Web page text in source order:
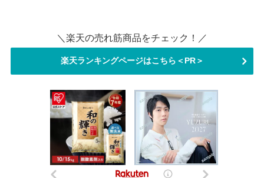
＼楽天の売れ筋商品をチェック！／
楽天ランキングページはこちら＜PR＞